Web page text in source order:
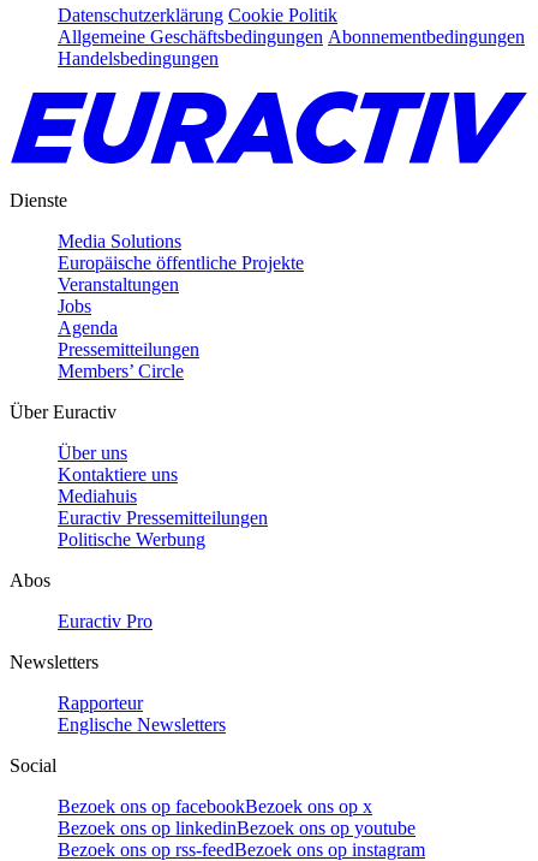
Datenschutzerklärung Cookie Politik
Allgemeine Geschäftsbedingungen Abonnementbedingungen
Handelsbedingungen
Dienste
Media Solutions
Europäische öffentliche Projekte
Veranstaltungen
Jobs
Agenda
Pressemitteilungen
Members’ Circle
Über Euractiv
Über uns
Kontaktiere uns
Mediahuis
Euractiv Pressemitteilungen
Politische Werbung
Abos
Euractiv Pro
Newsletters
Rapporteur
Englische Newsletters
Social
Bezoek ons op facebookBezoek ons op x
Bezoek ons op linkedinBezoek ons op youtube
Bezoek ons op rss-feedBezoek ons op instagram